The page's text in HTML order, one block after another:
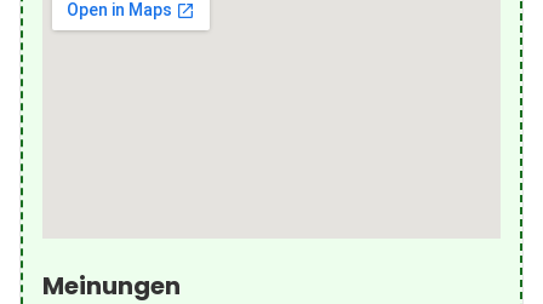
Meinungen